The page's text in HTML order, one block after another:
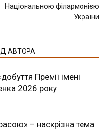
Національною філармонією
України
АВТОРА
Премії імені
2026 року
– наскрізна тема